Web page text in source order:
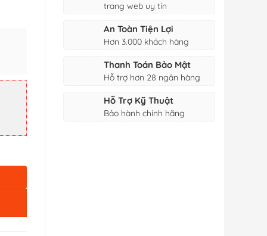
trang web uy tín
An Toàn Tiện Lợi
Hơn 3.000 khách hàng
Thanh Toán Bảo Mật
Hỗ trợ hơn 28 ngân hàng
Hỗ Trợ Kỹ Thuật
Bảo hành chính hãng